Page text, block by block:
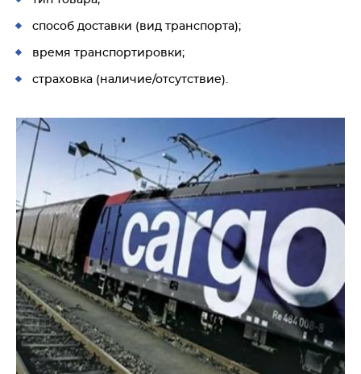
способ доставки (вид транспорта);
время транспортировки;
страховка (наличие/отсутствие).